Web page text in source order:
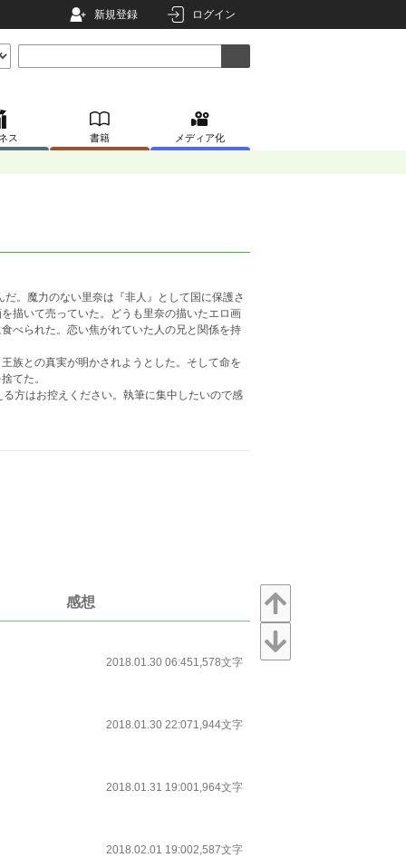
新規登録 ログイン
ス 書籍 メディア化
。魔力のない里奈は『非人』として国に保護さ
描いて売っていた。どうも里奈の描いたエロ画
べられた。恋い焦がれていた人の兄と関係を持
族との真実が明かされようとした。そして命を
てた。
方はお控えください。執筆に集中したいので感
感想
2018.01.30 06:451,578文字
2018.01.30 22:071,944文字
2018.01.31 19:001,964文字
2018.02.01 19:002,587文字